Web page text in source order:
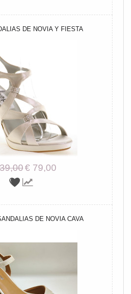
DE NOVIA Y FIESTA
€ 79,00
DE NOVIA CAVA